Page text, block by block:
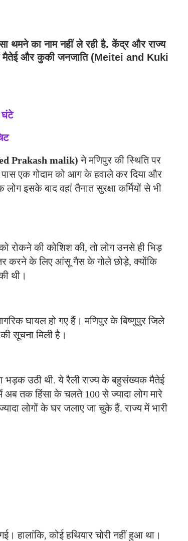
थमने का नाम नहीं ले रही है. केंद्र और राज्य
मैतेई और कुकी जनजाति (Meitei and Kuki
घंटे
Prakash malik)ने मणिपुर की स्थिति पर
एक गोदाम को आग के हवाले कर दिया और
इसके बाद वहां तैनात सुरक्षा कर्मियों से भी
रोकने की कोशिश की, तो लोग उनसे ही भिड़
करने के लिए आंसू गैस के गोले छोड़े, क्योंकि
थी।
घायल हो गए हैं। मणिपुर के बिष्णुपुर जिले
सूचना मिली है।
भड़क उठी थी. ये रैली राज्य के बहुसंख्यक मैतेई
अब तक हिंसा के चलते 100 से ज्यादा लोग मारे
लोगों के घर जलाए जा चुके हैं. राज्य में भारी
हालांकि, कोई हथियार चोरी नहीं हुआ था।